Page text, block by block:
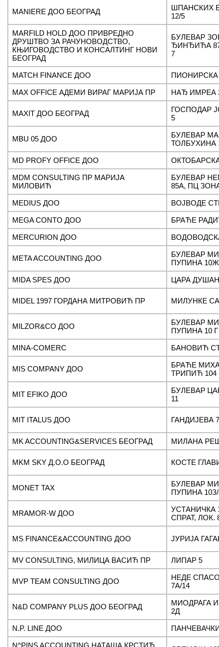
MANIERE ДОО БЕОГРАД
ШПАНСКИХ
12/5
MARFILD HOLD ДОО ПРИВРЕДНО
ДРУШТВО ЗА РАЧУНОВОДСТВО,
КЊИГОВОДСТВО И КОНСАЛТИНГ НОВИ
БЕОГРАД
БУЛЕВАР
ЂИНЂИЋА
7
MATCH FINANCE ДОО ПИОНИРСКА
MAX OFFICE АДЕМИ ВИРАГ МАРИЈА ПР НАЂ ИМРЕА
MAXIT ДОО БЕОГРАД
ГОСПОДАР
5
MBU 05 ДОО
БУЛЕВАР
ТОЛБУХИНА
MD PROFY OFFICE ДОО
MDM CONSULTING ПР МАРИЈА
МИЛОВИЋ
БУЛЕВАР
85А, ПЦ
MEDIUS ДОО ВОЈВОДЕ
MEGA CONTO ДОО БРАЋЕ
MERCURION ДОО
META ACCOUNTING ДОО
БУЛЕВАР
ПУПИНА 10Ж
MIDA SPES ДОО ЦАРА
MIDEL 1997 ГОРДАНА МИТРОВИЋ ПР МИЛУНКЕ
MILZOR&CO ДОО
БУЛЕВАР
ПУПИНА 10
MINA-COMERC БАНОВИЋ
MIS COMPANY ДОО
БРАЋЕ
ТРИПИЋ 104
MIT EFIKO ДОО
БУЛЕВАР
11
MIT ITALUS ДОО ГАНДИЈЕВА
MK ACCOUNTING&SERVICES БЕОГРАД МИЛАНА
MKM SKY Д.О.О БЕОГРАД КОСТЕ
MONET TAX
БУЛЕВАР
ПУПИНА
MRAMOR-W ДОО
УСТАНИЧКА
СПРАТ, ЛОК.
MS FINANCE&ACCOUNTING ДОО ЈУРИЈА
MV CONSULTING, МИЛИЦА ВАСИЋ ПР ЛИПАР 5
MVP TEAM CONSULTING ДОО
НЕДЕ
7A/14
N&D COMPANY PLUS ДОО БЕОГРАД
МИОДРАГА
2Д
N.P. LINE ДОО
N^PINS ACCOUNTING НАТАША КРСТИЋ